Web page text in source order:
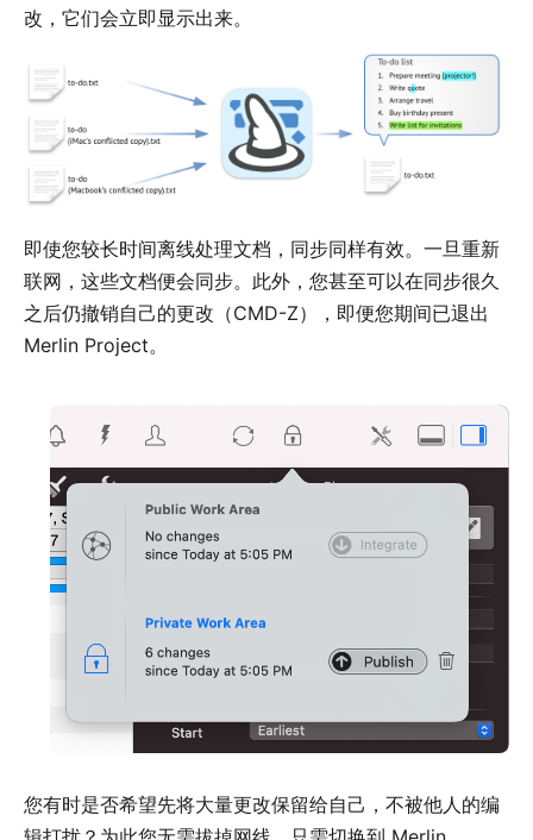
改，它们会立即显示出来。
即使您较长时间离线处理文档，同步同样有效。一旦重新
联网，这些文档便会同步。此外，您甚至可以在同步很久
之后仍撤销自己的更改（CMD-Z），即便您期间已退出
Merlin Project。
您有时是否希望先将大量更改保留给自己，不被他人的编